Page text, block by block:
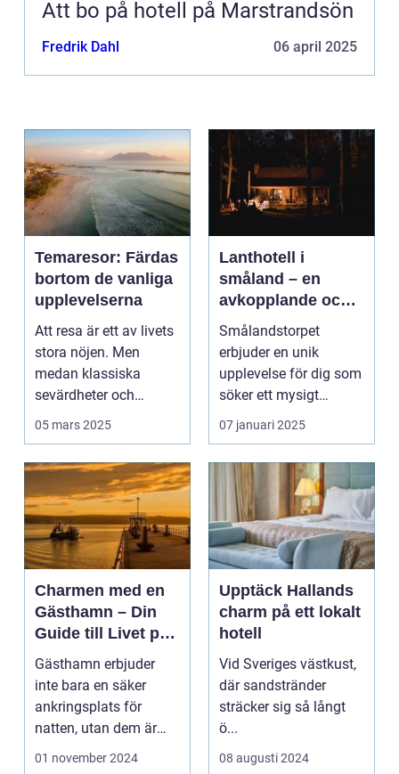
Att bo på hotell på Marstrandsön
Fredrik Dahl 06 april 2025
Temaresor: Färdas
bortom de vanliga
upplevelserna
Att resa är ett av livets
stora nöjen. Men
medan klassiska
sevärdheter och
typiska re...
05 mars 2025
Lanthotell i
småland – en
avkopplande och
hållbar vistelse på
smålandstorpet
Smålandstorpet
erbjuder en unik
upplevelse för dig som
söker ett mysigt
lanthotell i...
07 januari 2025
Charmen med en
Gästhamn – Din
Guide till Livet på
Bryggan
Gästhamn erbjuder
inte bara en säker
ankringsplats för
natten, utan dem är
ocks&...
01 november 2024
Upptäck Hallands
charm på ett lokalt
hotell
Vid Sveriges västkust,
där sandstränder
sträcker sig så långt
ö...
08 augusti 2024